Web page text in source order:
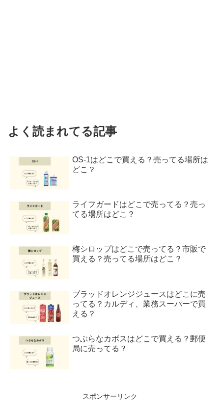
よく読まれてる記事
OS-1はどこで買える？売ってる場所は
どこ？
ライフガードはどこで売ってる？売っ
てる場所はどこ？
梅シロップはどこで売ってる？市販で
買える？売ってる場所はどこ？
ブラッドオレンジジュースはどこに売
ってる？カルディ、業務スーパーで買
える？
つぶらなカボスはどこで買える？郵便
局に売ってる？
スポンサーリンク